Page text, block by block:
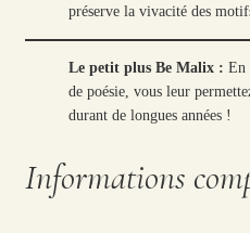
préserve la vivacité des
Le petit plus Be Malix : En
de poésie, vous leur
durant de longues années !
Informations